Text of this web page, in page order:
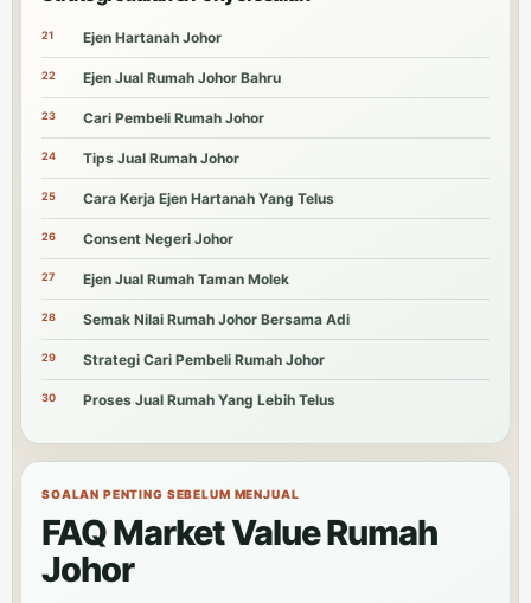
21 Ejen Hartanah Johor
22 Ejen Jual Rumah Johor Bahru
23 Cari Pembeli Rumah Johor
24 Tips Jual Rumah Johor
25 Cara Kerja Ejen Hartanah Yang Telus
26 Consent Negeri Johor
27 Ejen Jual Rumah Taman Molek
28 Semak Nilai Rumah Johor Bersama Adi
29 Strategi Cari Pembeli Rumah Johor
30 Proses Jual Rumah Yang Lebih Telus
SOALAN PENTING SEBELUM MENJUAL
FAQ Market Value Rumah
Johor